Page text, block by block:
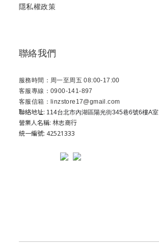
隱私權政策
聯絡我們
服務時間：周一至周五 08:00-17:00
客服專線：0900-141-897
客服信箱：linzstore17@gmail.com
聯絡地址: 114台北市內湖區陽光街345巷6號6樓A室
營業人名稱: 林志商行
統一編號: 42521333